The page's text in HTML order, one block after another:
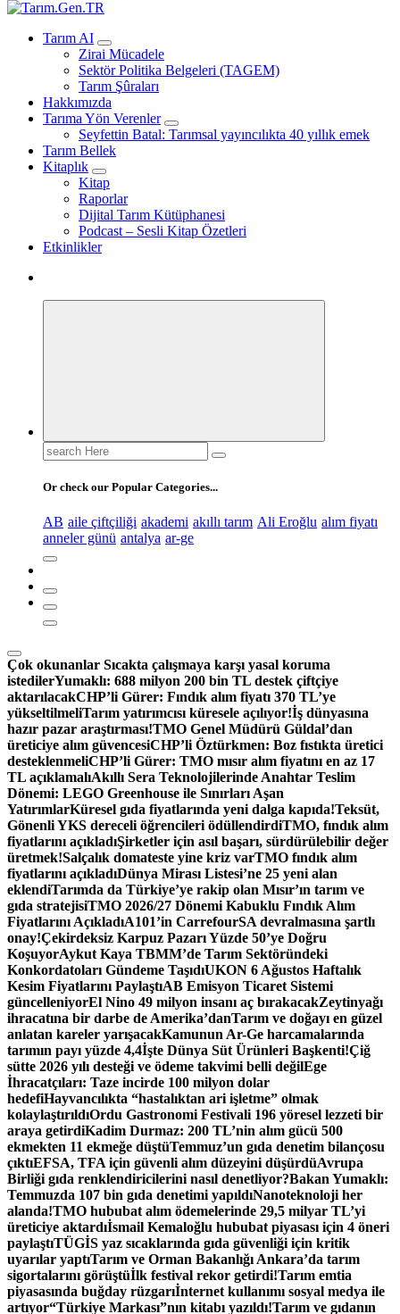
Türk Tarımının İnternetteki Adresi
Tarım AI
Zirai Mücadele
Sektör Politika Belgeleri (TAGEM)
Tarım Şûraları
Hakkımızda
Tarıma Yön Verenler
Seyfettin Batal: Tarımsal yayıncılıkta 40 yıllık emek
Tarım Bellek
Kitaplık
Kitap
Raporlar
Dijital Tarım Kütüphanesi
Podcast – Sesli Kitap Özetleri
Etkinlikler
Search
for:
Or check our Popular Categories...
AB aile çiftçiliği akademi akıllı tarım Ali Eroğlu alım fiyatı
anneler günü antalya ar-ge
Çok okunanlar Sıcakta çalışmaya karşı yasal koruma
istedilerYumaklı: 688 milyon 200 bin TL destek çiftçiye
aktarılacakCHP’li Gürer: Fındık alım fiyatı 370 TL’ye
yükseltilmeliTarım yatırımcısı küresele açılıyor!İş dünyasına
hazır pazar araştırması!TMO Genel Müdürü Güldal’dan
üreticiye alım güvencesiCHP’li Öztürkmen: Boz fıstıkta üretici
desteklenmeliCHP’li Gürer: TMO mısır alım fiyatını en az 17
TL açıklamalıAkıllı Sera Teknolojilerinde Anahtar Teslim
Dönemi: LEGO Greenhouse ile Sınırları Aşan
YatırımlarKüresel gıda fiyatlarında yeni dalga kapıda!Teksüt,
Gönenli YKS dereceli öğrencileri ödüllendirdiTMO, fındık alım
fiyatlarını açıkladıŞirketler için asıl başarı, sürdürülebilir değer
üretmek!Salçalık domateste yine kriz varTMO fındık alım
fiyatlarını açıkladıDünya Mirası Listesi’ne 25 yeni alan
eklendiTarımda da Türkiye’ye rakip olan Mısır’ın tarım ve
gıda stratejisiTMO 2026/27 Dönemi Kabuklu Fındık Alım
Fiyatlarını AçıkladıA101’in CarrefourSA devralmasına şartlı
onay!Çekirdeksiz Karpuz Pazarı Yüzde 50’ye Doğru
KoşuyorAykut Kaya TBMM’de Tarım Sektöründeki
Konkordatoları Gündeme TaşıdıUKON 6 Ağustos Haftalık
Kesim Fiyatlarını PaylaştıAB Emisyon Ticaret Sistemi
güncelleniyorEl Nino 49 milyon insanı aç bırakacakZeytinyağı
ihracatına bir darbe de Amerika’danTarım ve doğayı en güzel
anlatan kareler yarışacakKamunun Ar-Ge harcamalarında
tarımın payı yüzde 4,4İşte Dünya Süt Ürünleri Başkenti!Çiğ
sütte 2026 yılı desteği ve ödeme takvimi belli değilEge
İhracatçıları: Taze incirde 100 milyon dolar
hedefiHayvancılıkta “hastalıktan ari işletme” olmak
kolaylaştırıldıOrdu Gastronomi Festivali 196 yöresel lezzeti bir
araya getirdiKadim Durmaz: 200 TL’nin alım gücü 500
ekmekten 11 ekmeğe düştüTemmuz’un gıda denetim bilançosu
çıktıEFSA, TFA için güvenli alım düzeyini düşürdüAvrupa
Birliği gıda renklendiricilerini nasıl denetliyor?Bakan Yumaklı:
Temmuzda 107 bin gıda denetimi yapıldıNanoteknoloji her
alanda!TMO hububat alım ödemelerinde 29,5 milyar TL’yi
üreticiye aktardıİsmail Kemaloğlu hububat piyasası için 4 öneri
paylaştıTÜGİS yaz sıcaklarında gıda güvenliği için kritik
uyarılar yaptıTarım ve Orman Bakanlığı Ankara’da tarım
sigortalarını görüştüİlk festival rekor getirdi!Tarım emtia
piyasasında buğday rüzgarıİnternet kullanımı sosyal medya ile
artıyor“Türkiye Markası”nın kitabı yazıldı!Tarım ve gıdanın